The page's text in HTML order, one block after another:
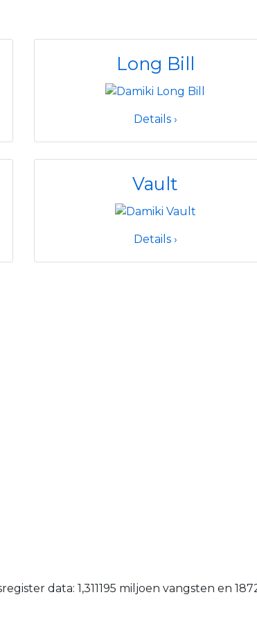
Long Bill
Details ›
Vault
Details ›
data: 1,311195 miljoen vangsten en